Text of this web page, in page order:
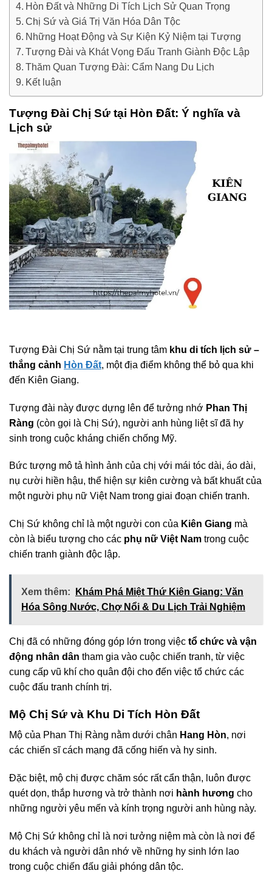
Hòn Đất và Những Di Tích Lịch Sử Quan Trọng
Chị Sứ và Giá Trị Văn Hóa Dân Tộc
Những Hoạt Động và Sự Kiện Kỷ Niệm tại Tượng
Tượng Đài và Khát Vọng Đấu Tranh Giành Độc Lập
Thăm Quan Tượng Đài: Cẩm Nang Du Lịch
Kết luận
Tượng Đài Chị Sứ tại Hòn Đất: Ý nghĩa và
Lịch sử
Tượng Đài Chị Sứ nằm tại trung tâm khu di tích lịch sử –
thắng cảnh Hòn Đất, một địa điểm không thể bỏ qua khi
đến Kiên Giang.
Tượng đài này được dựng lên để tưởng nhớ Phan Thị
Ràng (còn gọi là Chị Sứ), người anh hùng liệt sĩ đã hy
sinh trong cuộc kháng chiến chống Mỹ.
Bức tượng mô tả hình ảnh của chị với mái tóc dài, áo dài,
nụ cười hiền hậu, thể hiện sự kiên cường và bất khuất của
một người phụ nữ Việt Nam trong giai đoạn chiến tranh.
Chị Sứ không chỉ là một người con của Kiên Giang mà
còn là biểu tượng cho các phụ nữ Việt Nam trong cuộc
chiến tranh giành độc lập.
Xem thêm:
Khám Phá Miệt Thứ Kiên Giang: Văn
Hóa Sông Nước, Chợ Nổi & Du Lịch Trải Nghiệm
Chị đã có những đóng góp lớn trong việc tổ chức và vận
động nhân dân tham gia vào cuộc chiến tranh, từ việc
cung cấp vũ khí cho quân đội cho đến việc tổ chức các
cuộc đấu tranh chính trị.
Mộ Chị Sứ và Khu Di Tích Hòn Đất
Mộ của Phan Thị Ràng nằm dưới chân Hang Hòn, nơi
các chiến sĩ cách mạng đã cống hiến và hy sinh.
Đặc biệt, mộ chị được chăm sóc rất cẩn thận, luôn được
quét dọn, thắp hương và trở thành nơi hành hương cho
những người yêu mến và kính trọng người anh hùng này.
Mộ Chị Sứ không chỉ là nơi tưởng niệm mà còn là nơi để
du khách và người dân nhớ về những hy sinh lớn lao
trong cuộc chiến đấu giải phóng dân tộc.